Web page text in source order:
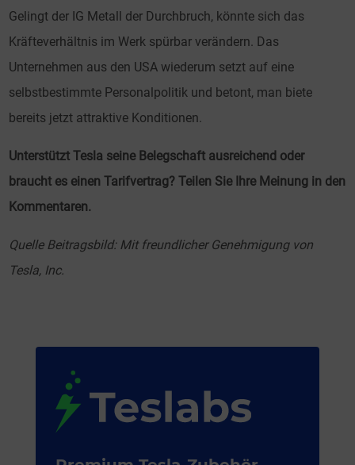
Gelingt der IG Metall der Durchbruch, könnte sich das
Kräfteverhältnis im Werk spürbar verändern. Das
Unternehmen aus den USA wiederum setzt auf eine
selbstbestimmte Personalpolitik und betont, man biete
bereits jetzt attraktive Konditionen.
Unterstützt Tesla seine Belegschaft ausreichend oder
braucht es einen Tarifvertrag? Teilen Sie Ihre Meinung in den
Kommentaren.
Quelle Beitragsbild: Mit freundlicher Genehmigung von
Tesla, Inc.